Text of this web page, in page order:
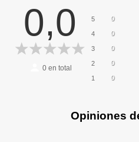
0,0
0en total
5 0
4 0
3 0
2 0
1 0
Opiniones